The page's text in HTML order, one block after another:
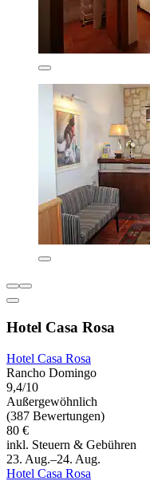
Hotel Casa Rosa
Hotel Casa Rosa
Rancho Domingo
9,4/10
Außergewöhnlich
(387 Bewertungen)
80 €
inkl. Steuern & Gebühren
23. Aug.–24. Aug.
Hotel Casa Rosa